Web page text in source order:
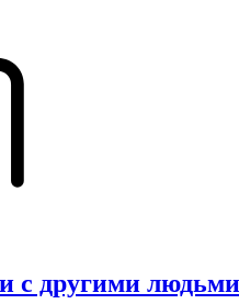
другими людьми